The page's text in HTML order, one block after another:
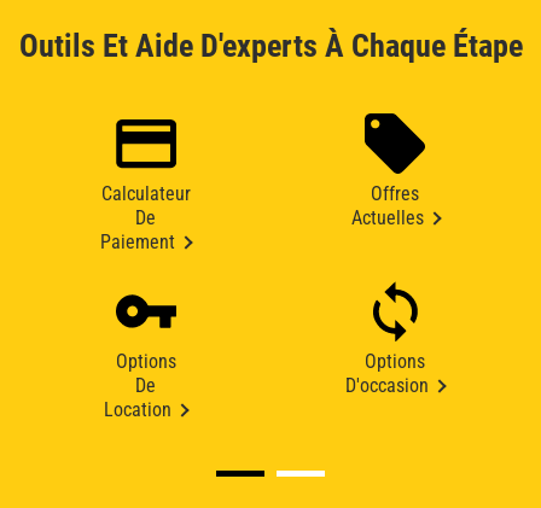
Outils Et Aide D'experts À Chaque Étape
Calculateur
De
Paiement
Offres
Actuelles
Options
De
Location
Options
D'occasion